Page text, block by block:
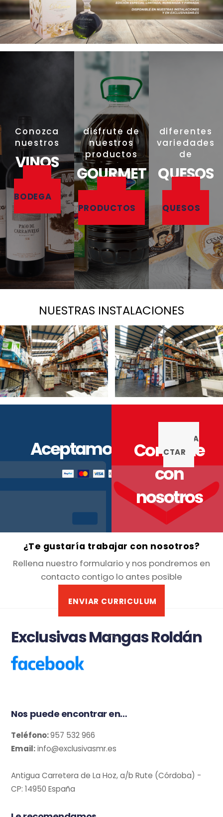
Conozca
nuestros
VINOS
BODEGA
disfrute de
nuestros
productos
GOURMET
PRODUCTOS
diferentes
variedades
de
QUESOS
QUESOS
NUESTRAS INSTALACIONES
Aceptamos
Contacte
con
nosotros
CONTA
CTAR
¿Te gustaría trabajar con nosotros?
Rellena nuestro formulario y nos pondremos en
contacto contigo lo antes posible
ENVIAR CURRICULUM
Back
Exclusivas Mangas Roldán
Nos puede encontrar en…
Teléfono:957 532 966
Email:info@exclusivasmr.es
Antigua Carretera de La Hoz, a/b Rute (Córdoba) -
CP: 14950 España